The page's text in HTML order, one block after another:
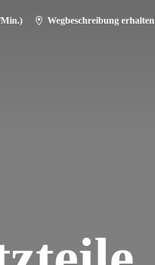
Min.) Wegbeschreibung erhalten